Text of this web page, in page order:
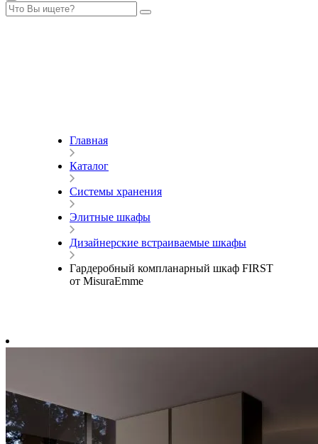
Главная
Каталог
Системы хранения
Элитные шкафы
Дизайнерские встраиваемые шкафы
Гардеробный компланарный шкаф FIRST
от MisuraEmme